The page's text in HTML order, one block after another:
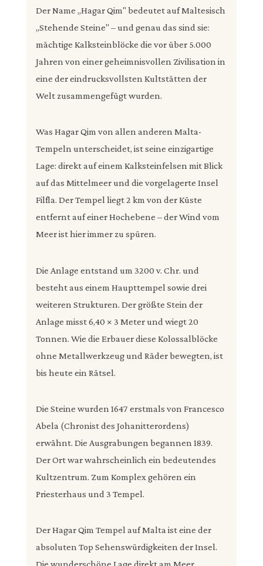
Der Name „Hagar Qim" bedeutet auf Maltesisch
„Stehende Steine" – und genau das sind sie:
mächtige Kalksteinblöcke die vor über 5.000
Jahren von einer geheimnisvollen Zivilisation in
eine der eindrucksvollsten Kultstätten der
Welt zusammengefügt wurden.
Was Hagar Qim von allen anderen Malta-
Tempeln unterscheidet, ist seine einzigartige
Lage: direkt auf einem Kalksteinfelsen mit Blick
auf das Mittelmeer und die vorgelagerte Insel
Filfla. Der Tempel liegt 2 km von der Küste
entfernt auf einer Hochebene – der Wind vom
Meer ist hier immer zu spüren.
Die Anlage entstand um 3200 v. Chr. und
besteht aus einem Haupttempel sowie drei
weiteren Strukturen. Der größte Stein der
Anlage misst 6,40 × 3 Meter und wiegt 20
Tonnen. Wie die Erbauer diese Kolossalblöcke
ohne Metallwerkzeug und Räder bewegten, ist
bis heute ein Rätsel.
Die Steine wurden 1647 erstmals von Francesco
Abela (Chronist des Johanitterordens)
erwähnt. Die Ausgrabungen begannen 1839.
Der Ort war wahrscheinlich ein bedeutendes
Kultzentrum. Zum Komplex gehören ein
Priesterhaus und 3 Tempel.
Der Hagar Qim Tempel auf Malta ist eine der
absoluten Top Sehenswürdigkeiten der Insel.